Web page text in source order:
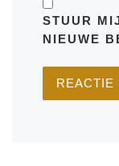
STUUR
NIEUWE